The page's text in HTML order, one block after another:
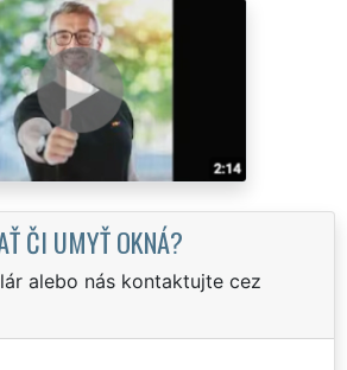
ČI UMYŤ OKNÁ?
alebo nás kontaktujte cez